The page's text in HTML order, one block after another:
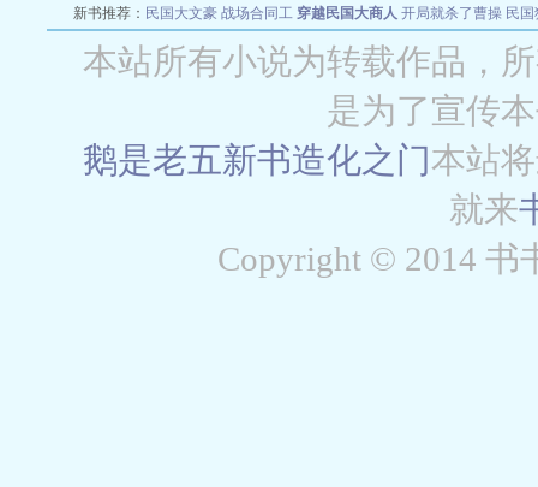
新书推荐： 民国大文豪 战场合同工 穿越民国大商人 开局就杀了曹操 民
本站所有小说为转载作品，
是为了宣传
鹅是老五新书造化之门本站
就来
Copyright © 2014 书